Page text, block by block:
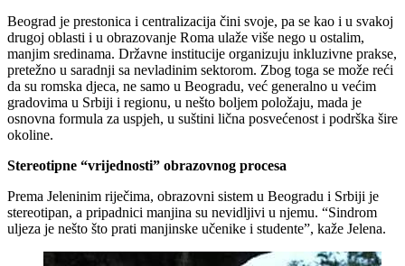
Beograd je prestonica i centralizacija čini svoje, pa se kao i u svakoj
drugoj oblasti i u obrazovanje Roma ulaže više nego u ostalim,
manjim sredinama. Državne institucije organizuju inkluzivne prakse,
pretežno u saradnji sa nevladinim sektorom. Zbog toga se može reći
da su romska djeca, ne samo u Beogradu, već generalno u većim
gradovima u Srbiji i regionu, u nešto boljem položaju, mada je
osnovna formula za uspjeh, u suštini lična posvećenost i podrška šire
okoline.
Stereotipne “vrijednosti” obrazovnog procesa
Prema Jeleninim riječima, obrazovni sistem u Beogradu i Srbiji je
stereotipan, a pripadnici manjina su nevidljivi u njemu. “Sindrom
uljeza je nešto što prati manjinske učenike i studente”, kaže Jelena.